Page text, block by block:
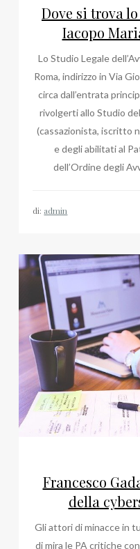
Dove si trova
Iacopo
Lo Studio Legale
Roma, indirizzo in Via
circa dall’entrata
rivolgerti allo Studio
(cassazionista, iscritto
e degli abilitati al
dell’Ordine degli
di: admin
Francesco
della
Gli attori di minacce in
di mira le PA critiche